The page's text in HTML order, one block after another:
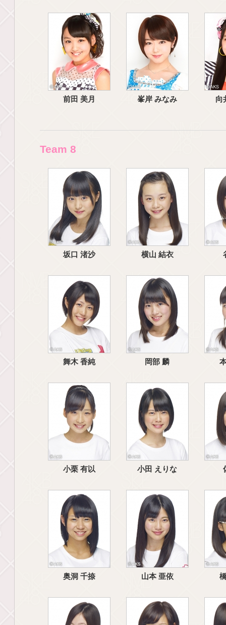
前田 美月 峯岸 みなみ 向
Team 8
坂口 渚沙 横山 結衣
舞木 香純 岡部 麟
小栗 有以 小田 えりな
奥洞 千捺 山本 亜依